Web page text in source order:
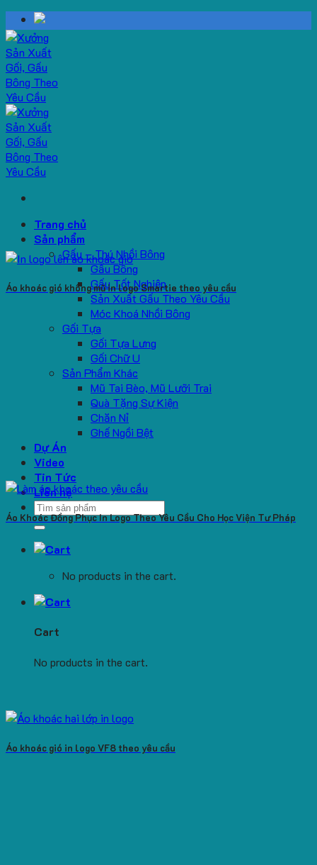
Skip
to
content
Trang chủ
Sản phẩm
Gấu – Thú Nhồi Bông
Gấu Bông
Gấu Tốt Nghiệp
Sản Xuất Gấu Theo Yêu Cầu
Móc Khoá Nhồi Bông
Gối Tựa
Gối Tựa Lưng
Gối Chữ U
Sản Phẩm Khác
Mũ Tai Bèo, Mũ Lưỡi Trai
Quà Tặng Sự Kiện
Chăn Nỉ
Ghế Ngồi Bệt
Dự Án
Video
Tin Tức
Liên hệ
Search
for:
No products in the cart.
Cart
No products in the cart.
Áo khoác gió không mũ in logo Smartie theo yêu cầu
Áo Khoác Đồng Phục In Logo Theo Yêu Cầu Cho Học Viện Tư Pháp
Áo khoác gió in logo VF8 theo yêu cầu